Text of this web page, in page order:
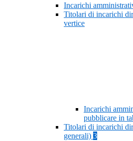
Incarichi
Titolari di incarichi
vertice
Incarichi
pubblicare in
Titolari di incarichi
generali) 3